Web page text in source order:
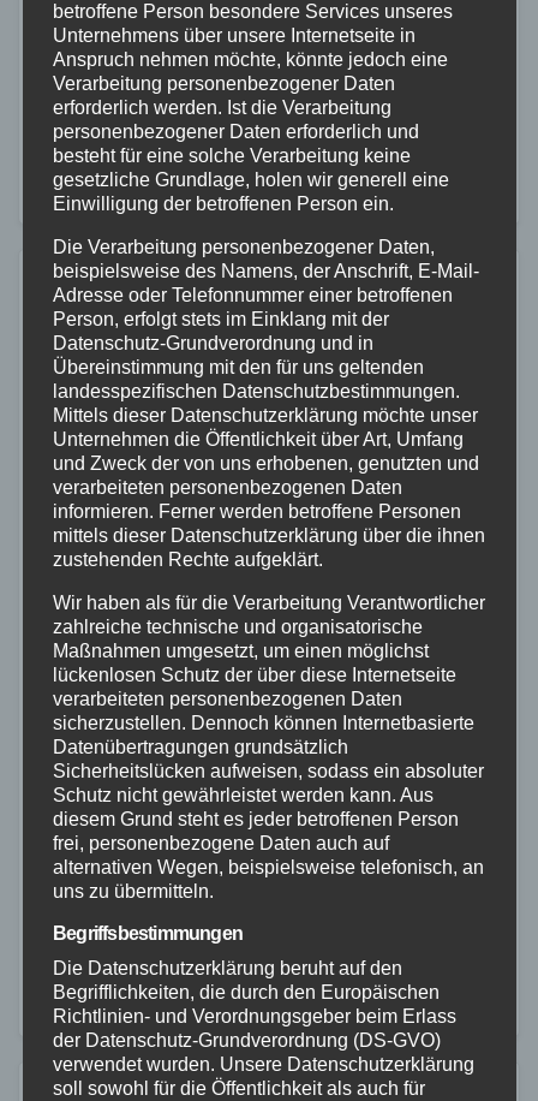
28. AUG. 2025
Am Donnerstag, 28. August 2025, kam es gegen
14:41 Uhr zu einem Brandeinsatz in der Arenberger
Straße im Stadtteil Niederberg. In einer KFZ-
Werkstatt hatte sich eine Verpuffung ereignet. Das
Feuer…
FEUERWEHR NEUWIED POLIZEI RETTUNGSDIENST
Schwerer Unfall auf der A3 bei
Neuwied – Autofahrer mit
Rettungshubschrauber in Klinik
27. AUG. 2025
Am Donnerstagvormittag, gegen 11:25 Uhr, ereignete
sich auf der BAB 3 in Fahrtrichtung Köln, in Höhe der
Anschlussstelle Neuwied, ein schwerer
Verkehrsunfall. Aufgrund von stockendem Verkehr
fuhr ein PKW auf…
betroffene Person besondere Services unseres
Unternehmens über unsere Internetseite in
Anspruch nehmen möchte, könnte jedoch eine
Verarbeitung personenbezogener Daten
erforderlich werden. Ist die Verarbeitung
personenbezogener Daten erforderlich und
besteht für eine solche Verarbeitung keine
gesetzliche Grundlage, holen wir generell eine
Einwilligung der betroffenen Person ein.
Die Verarbeitung personenbezogener Daten,
beispielsweise des Namens, der Anschrift, E-Mail-
Adresse oder Telefonnummer einer betroffenen
Person, erfolgt stets im Einklang mit der
Datenschutz-Grundverordnung und in
Übereinstimmung mit den für uns geltenden
landesspezifischen Datenschutzbestimmungen.
Mittels dieser Datenschutzerklärung möchte unser
Unternehmen die Öffentlichkeit über Art, Umfang
und Zweck der von uns erhobenen, genutzten und
verarbeiteten personenbezogenen Daten
informieren. Ferner werden betroffene Personen
mittels dieser Datenschutzerklärung über die ihnen
zustehenden Rechte aufgeklärt.
Wir haben als für die Verarbeitung Verantwortlicher
zahlreiche technische und organisatorische
Maßnahmen umgesetzt, um einen möglichst
lückenlosen Schutz der über diese Internetseite
verarbeiteten personenbezogenen Daten
sicherzustellen. Dennoch können Internetbasierte
Datenübertragungen grundsätzlich
Sicherheitslücken aufweisen, sodass ein absoluter
Schutz nicht gewährleistet werden kann. Aus
diesem Grund steht es jeder betroffenen Person
frei, personenbezogene Daten auch auf
alternativen Wegen, beispielsweise telefonisch, an
uns zu übermitteln.
Begriffsbestimmungen
Die Datenschutzerklärung beruht auf den
Begrifflichkeiten, die durch den Europäischen
Richtlinien- und Verordnungsgeber beim Erlass
der Datenschutz-Grundverordnung (DS-GVO)
verwendet wurden. Unsere Datenschutzerklärung
soll sowohl für die Öffentlichkeit als auch für